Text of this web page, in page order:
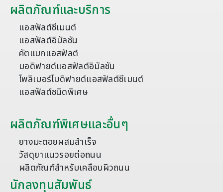
ผลิตภัณฑ์และบริการ
แอสฟัลต์ซีเมนต์
แอสฟัลต์อิมัลชัน
คัตแบกแอสฟัลต์
มอดิฟายด์แอสฟัลต์อิมัลชัน
โพลิเมอร์โมดิฟายด์แอสฟัลต์ซีเมนต์
แอสฟัลต์ชนิดพิเศษ
ผลิตภัณฑ์พิเศษและอื่นๆ
ยางมะตอยผสมสำเร็จ
วัสดุยาแนวรอยต่อถนน
ผลิตภัณฑ์สำหรับเคลือบผิวถนน
นักลงทุนสัมพันธ์